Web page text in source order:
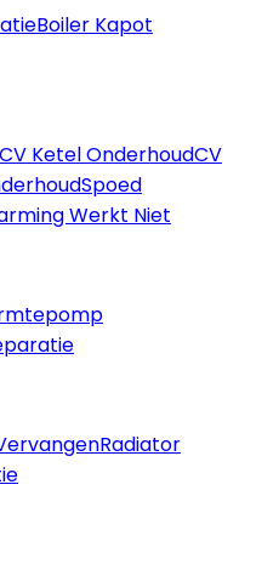
Boiler Kapot
CV Ketel OnderhoudCV
Spoed
Werkt Niet
Radiator